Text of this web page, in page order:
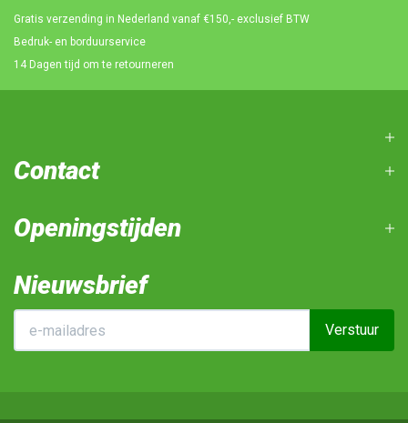
Gratis verzending in Nederland vanaf €150,- exclusief BTW
Bedruk- en borduurservice
14 Dagen tijd om te retourneren
Contact
Openingstijden
Nieuwsbrief
Verstuur